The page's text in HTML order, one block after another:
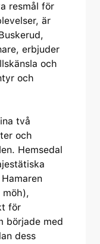
resmål för
är
erbjuder
och
och
två
och
Hemsedal
möh),
för
började med
dess